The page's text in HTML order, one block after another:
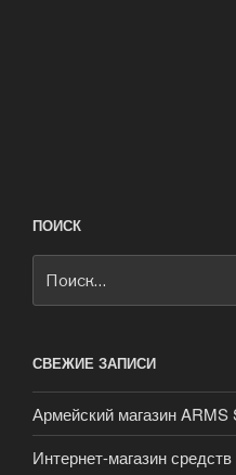
ПОИСК
СВЕЖИЕ ЗАПИСИ
Армейский магазин ARMS
Интернет-магазин